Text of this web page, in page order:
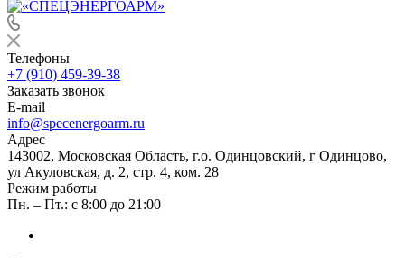
Телефоны
+7 (910) 459-39-38
Заказать звонок
E-mail
info@specenergoarm.ru
Адрес
143002, Московская Область, г.о. Одинцовский, г Одинцово,
ул Акуловская, д. 2, стр. 4, ком. 28
Режим работы
Пн. – Пт.: с 8:00 до 21:00